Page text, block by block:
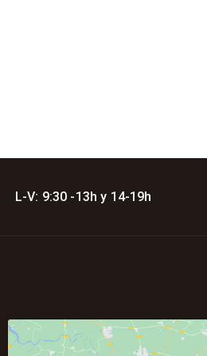
L-V: 9:30 -13h y 14-19h